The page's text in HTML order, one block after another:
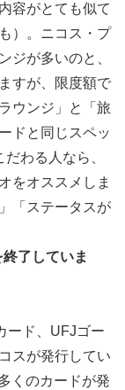
容がとても似て
）。ニコス・プ
ジが多いのと、
すが、限度額で
ウンジ」と「旅
ドと同じスペッ
わる人なら、
をオススメしま
「ステータスが
了していま
ード、UFJゴー
スが発行してい
くのカードが発